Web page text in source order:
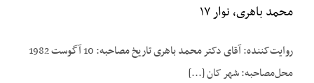
محمد باهری، نوار ۱۷
روایت‌کننده: آقای دکتر محمد باهری تاریخ مصاحبه: 10 آگوست 1982
محل‌مصاحبه: شهر کان [...]